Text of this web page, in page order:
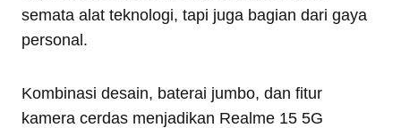
semata alat teknologi, tapi juga bagian dari gaya
personal.
Kombinasi desain, baterai jumbo, dan fitur
kamera cerdas menjadikan Realme 15 5G